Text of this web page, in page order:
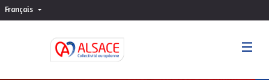
Français Choisir la langue